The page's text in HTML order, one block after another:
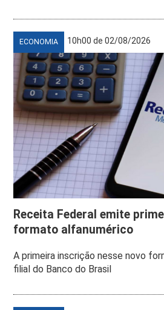
ECONOMIA 10h00 de 02/08/2026
Receita Federal emite
formato alfanumérico
A primeira inscrição nesse novo
filial do Banco do Brasil